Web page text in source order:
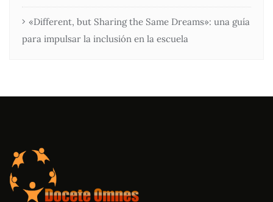
«Different, but Sharing the Same Dreams»: una guía
para impulsar la inclusión en la escuela